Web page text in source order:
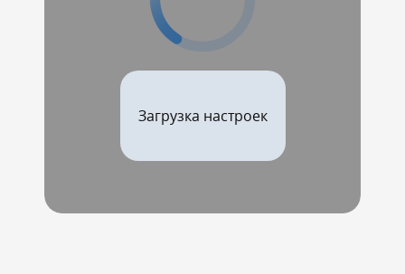
Загрузка настроек